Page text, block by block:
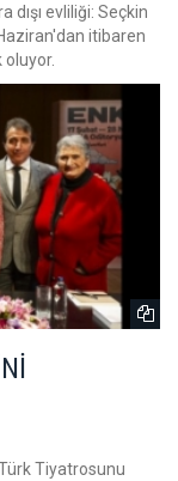
dışı evliliği: Seçkin
itibaren
oluyor.
Tiyatrosunu